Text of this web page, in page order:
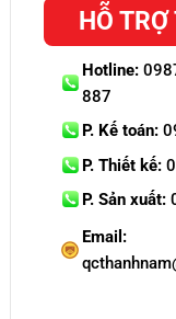
HỖ TRỢ
Hotline:
887
P. Kế toán:
P. Thiết kế:
P. Sản xuất:
Email: